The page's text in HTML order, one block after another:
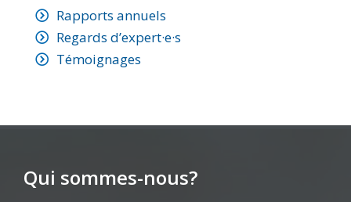
Rapports annuels
Regards d’expert·e·s
Témoignages
Qui sommes-nous?